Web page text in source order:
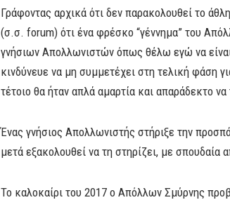
Γράφοντας αρχικά ότι δεν παρακολουθεί το
(σ.σ. forum) ότι ένα φρέσκο “γέννημα” του
γνήσιων Απολλωνιστών όπως θέλω εγώ να
κινδύνευε να μη συμμετέχει στη τελική φάση
τέτοιο θα ήταν απλά αμαρτία και απαράδεκτο
Ένας γνήσιος Απολλωνιστής στήριξε την
μετά εξακολουθεί να τη στηρίζει, με σπουδαία
Το καλοκαίρι του 2017 ο Απόλλων Σμύρνης